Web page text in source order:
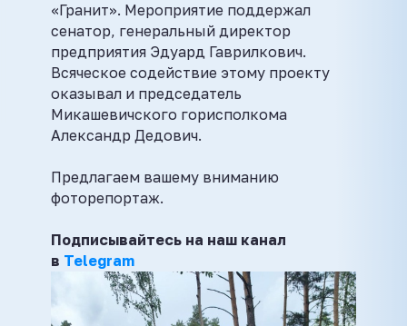
«Гранит». Мероприятие поддержал
сенатор, генеральный директор
предприятия Эдуард Гаврилкович.
Всяческое содействие этому проекту
оказывал и председатель
Микашевичского горисполкома
Александр Дедович.
Предлагаем вашему вниманию
фоторепортаж.
Подписывайтесь на наш канал
в Telegram